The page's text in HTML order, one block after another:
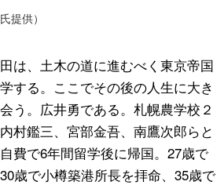
提供）
は、土木の道に進むべく東京帝国
する。ここでその後の人生に大き
う。広井勇である。札幌農学校２
村鑑三、宮部金吾、南鷹次郎らと
費で6年間留学後に帰国。27歳で
歳で小樽築港所長を拝命、35歳で